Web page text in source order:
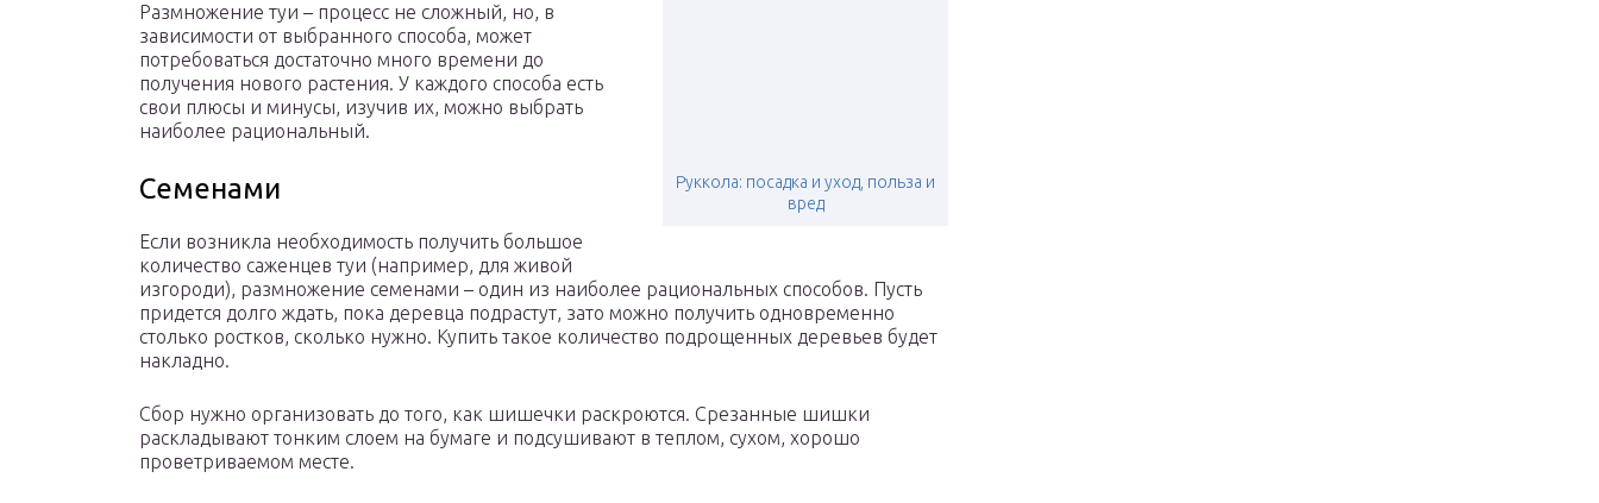
Руккола: посадка и уход, польза и
вред
Размножение туи – процесс не сложный, но, в
зависимости от выбранного способа, может
потребоваться достаточно много времени до
получения нового растения. У каждого способа есть
свои плюсы и минусы, изучив их, можно выбрать
наиболее рациональный.
Семенами
Если возникла необходимость получить большое
количество саженцев туи (например, для живой
изгороди), размножение семенами – один из наиболее рациональных способов. Пусть
придется долго ждать, пока деревца подрастут, зато можно получить одновременно
столько ростков, сколько нужно. Купить такое количество подрощенных деревьев будет
накладно.
Сбор нужно организовать до того, как шишечки раскроются. Срезанные шишки
раскладывают тонким слоем на бумаге и подсушивают в теплом, сухом, хорошо
проветриваемом месте.